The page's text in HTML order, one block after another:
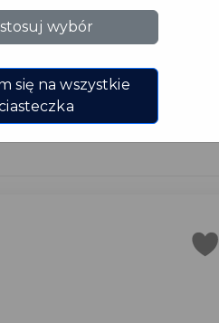
wybór
się na wszystkie